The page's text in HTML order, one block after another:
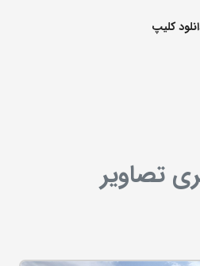
کلیپ
تصاویر